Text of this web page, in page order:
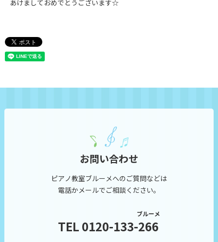
あけましておめでとうございます☆
お問い合わせ
ピアノ教室ブルーメへのご質問などは
電話かメールでご相談ください。
TEL 0120-133-266
ブルーメ